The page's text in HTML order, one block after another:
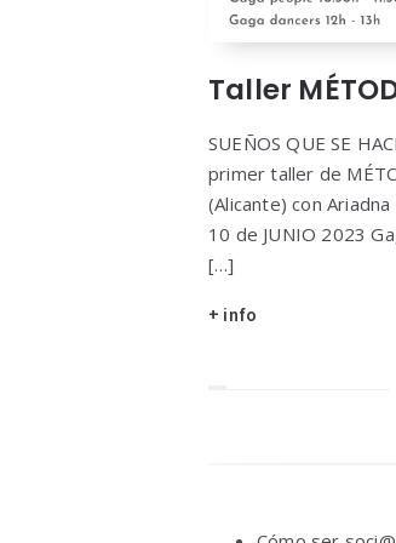
Taller
SUEÑOS QUE SE
primer taller de
(Alicante) con
10 de JUNIO 2023
[…]
+ info